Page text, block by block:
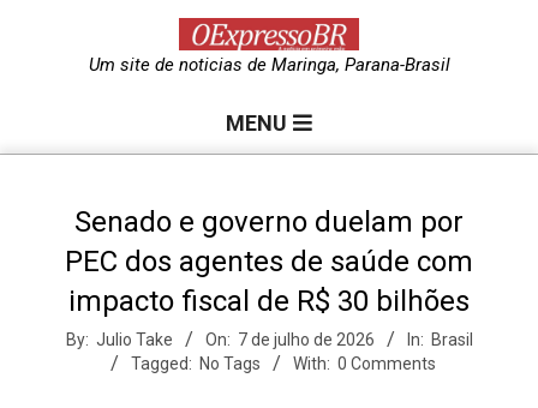
e
Um site de noticias de Maringa, Parana-Brasil
MENU
Senado e governo duelam por
PEC dos agentes de saúde com
impacto fiscal de R$ 30 bilhões
By: Julio Take On: 7 de julho de 2026 In: Brasil
Tagged: No Tags With: 0 Comments